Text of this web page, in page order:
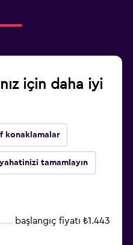
için daha iyi
konaklamalar
tamamlayın
başlangıç fiyatı ₺1.443